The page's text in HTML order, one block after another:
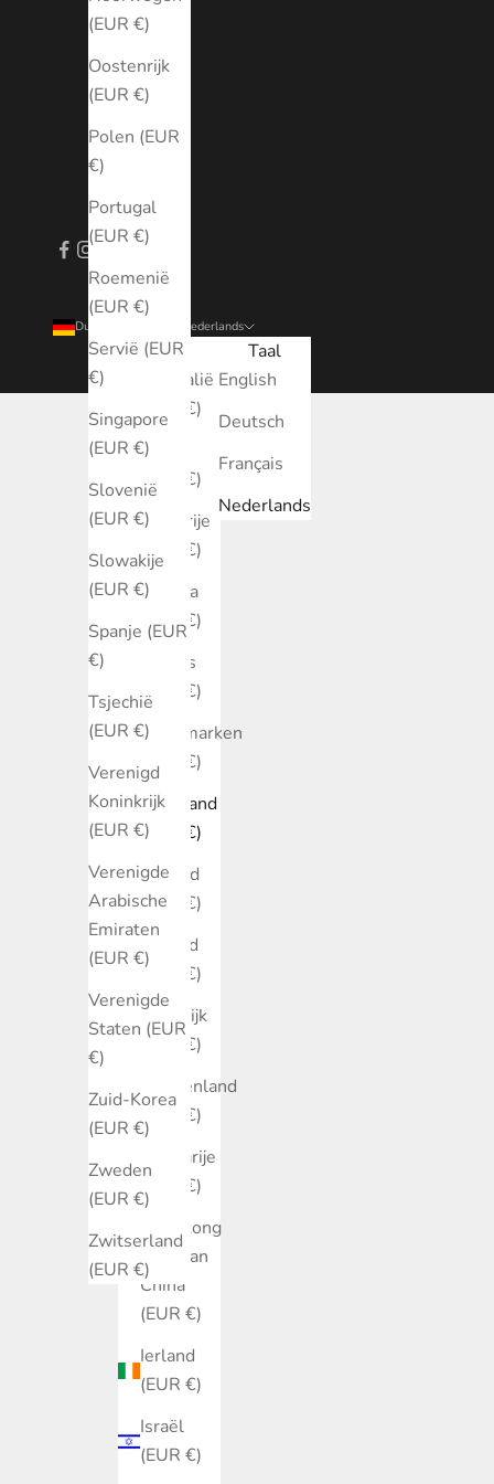
(EUR €)
Oostenrijk
(EUR €)
Polen (EUR
€)
Portugal
(EUR €)
Roemenië
(EUR €)
Servië (EUR
€)
Singapore
(EUR €)
Slovenië
(EUR €)
Slowakije
(EUR €)
Spanje (EUR
€)
Tsjechië
(EUR €)
Verenigd
Koninkrijk
(EUR €)
Verenigde
Arabische
Emiraten
(EUR €)
Verenigde
Staten (EUR
€)
Zuid-Korea
(EUR €)
Zweden
(EUR €)
Zwitserland
(EUR €)
Duitsland (EUR €)
Land
Australië
(EUR €)
België
(EUR €)
Bulgarije
(EUR €)
Canada
(EUR €)
Cyprus
(EUR €)
Denemarken
(EUR €)
Duitsland
(EUR €)
Estland
(EUR €)
Finland
(EUR €)
Frankrijk
(EUR €)
Griekenland
(EUR €)
Hongarije
(EUR €)
Hongkong
SAR van
China
(EUR €)
Ierland
(EUR €)
Israël
(EUR €)
Nederlands
Taal
English
Deutsch
Français
Nederlands